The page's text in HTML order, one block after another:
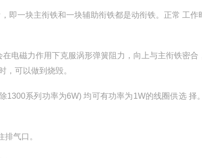
即一块主衔铁和一块辅助衔铁都是动衔铁。正常 工
电磁力作用下克服涡形弹簧阻力，向上与主衔铁密
，可以做到烧毁。
1300系列功率为6W) 均可有功率为1W的线圈供选
气口。